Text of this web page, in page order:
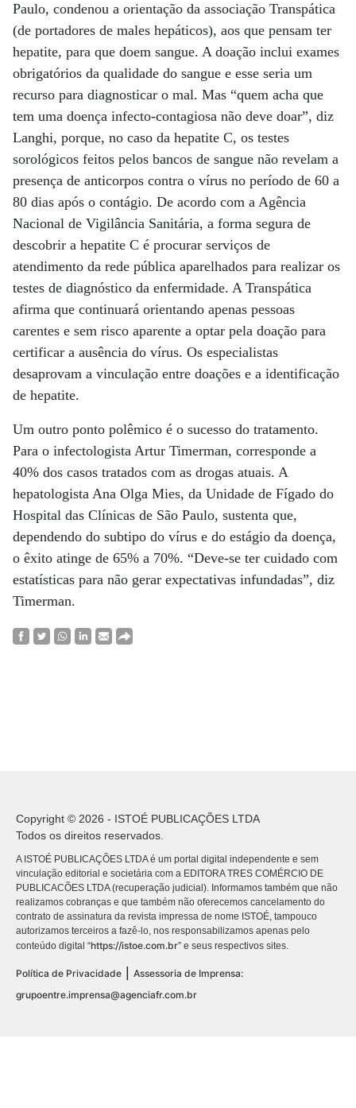
Paulo, condenou a orientação da associação Transpática
(de portadores de males hepáticos), aos que pensam ter
hepatite, para que doem sangue. A doação inclui exames
obrigatórios da qualidade do sangue e esse seria um
recurso para diagnosticar o mal. Mas “quem acha que
tem uma doença infecto-contagiosa não deve doar”, diz
Langhi, porque, no caso da hepatite C, os testes
sorológicos feitos pelos bancos de sangue não revelam a
presença de anticorpos contra o vírus no período de 60 a
80 dias após o contágio. De acordo com a Agência
Nacional de Vigilância Sanitária, a forma segura de
descobrir a hepatite C é procurar serviços de
atendimento da rede pública aparelhados para realizar os
testes de diagnóstico da enfermidade. A Transpática
afirma que continuará orientando apenas pessoas
carentes e sem risco aparente a optar pela doação para
certificar a ausência do vírus. Os especialistas
desaprovam a vinculação entre doações e a identificação
de hepatite.
Um outro ponto polêmico é o sucesso do tratamento.
Para o infectologista Artur Timerman, corresponde a
40% dos casos tratados com as drogas atuais. A
hepatologista Ana Olga Mies, da Unidade de Fígado do
Hospital das Clínicas de São Paulo, sustenta que,
dependendo do subtipo do vírus e do estágio da doença,
o êxito atinge de 65% a 70%. “Deve-se ter cuidado com
estatísticas para não gerar expectativas infundadas”, diz
Timerman.
Copyright © 2026 - ISTOÉ PUBLICAÇÕES LTDA
Todos os direitos reservados.
A ISTOÉ PUBLICAÇÕES LTDA é um portal digital independente e sem
vinculação editorial e societária com a EDITORA TRES COMÉRCIO DE
PUBLICACÕES LTDA (recuperação judicial). Informamos também que não
realizamos cobranças e que também não oferecemos cancelamento do
contrato de assinatura da revista impressa de nome ISTOÉ, tampouco
autorizamos terceiros a fazê-lo, nos responsabilizamos apenas pelo
conteúdo digital “https://istoe.com.br” e seus respectivos sites.
Política de Privacidade
Assessoria de Imprensa:
grupoentre.imprensa@agenciafr.com.br